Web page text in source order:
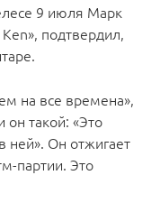
9 июля Марк
подтвердил,
на все времена»,
такой: «Это
ней». Он отжигает
партии. Это